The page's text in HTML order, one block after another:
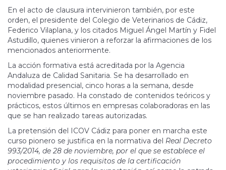
En el acto de clausura intervinieron también, por este
orden, el presidente del Colegio de Veterinarios de Cádiz,
Federico Vilaplana, y los citados Miguel Ángel Martín y Fidel
Astudillo, quienes vinieron a reforzar la afirmaciones de los
mencionados anteriormente.
La acción formativa está acreditada por la Agencia
Andaluza de Calidad Sanitaria. Se ha desarrollado en
modalidad presencial, cinco horas a la semana, desde
noviembre pasado. Ha constado de contenidos teóricos y
prácticos, estos últimos en empresas colaboradoras en las
que se han realizado tareas autorizadas.
La pretensión del ICOV Cádiz para poner en marcha este
curso pionero se justifica en la normativa del Real Decreto
993/2014, de 28 de noviembre, por el que se establece el
procedimiento y los requisitos de la certificación